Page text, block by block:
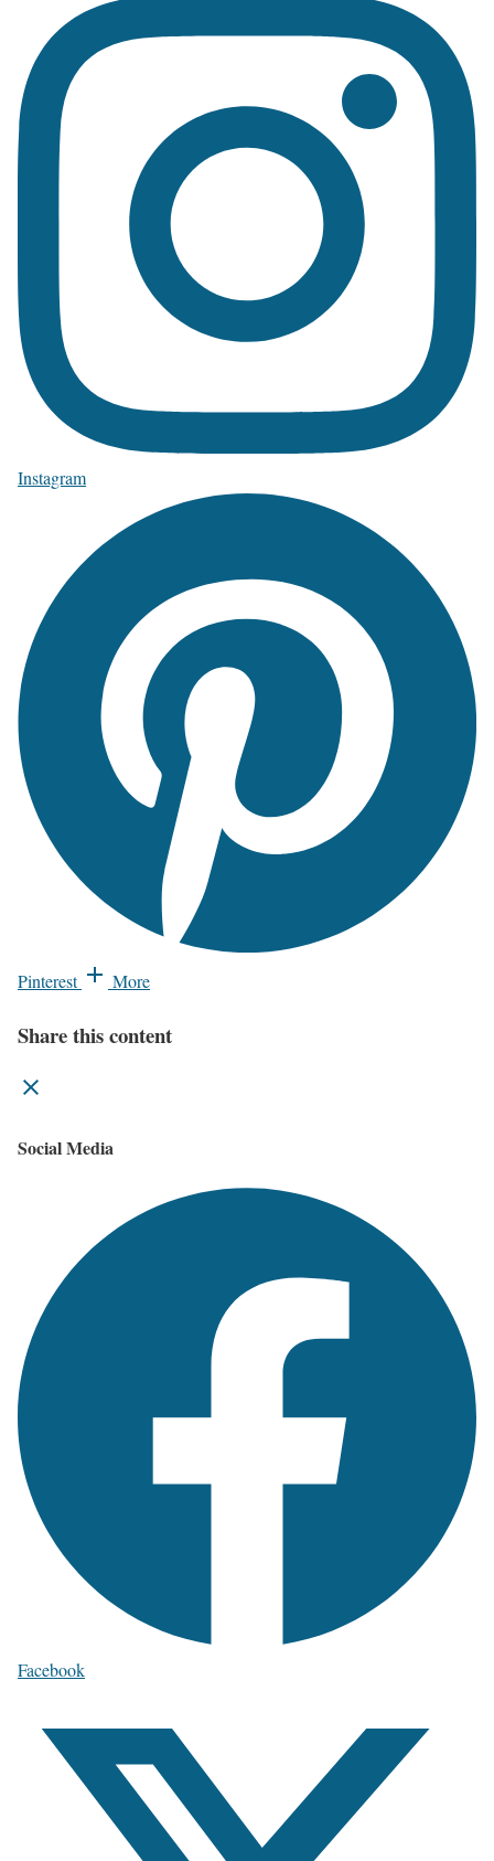
Instagram
Pinterest More
Share this content
Social Media
Facebook